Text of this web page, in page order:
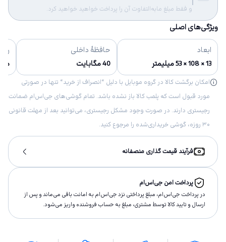
و فقط مبلغ مابه‌التفاوت آن را پرداخت خواهید خواهید کرد.
ویژگی‌های اصلی
ابعاد
13 × 108 × 53 میلیمتر
حافظهٔ داخلی
40 مگابایت
امکان برگشت کالا در گروه موبایل با دلیل “انصراف از خرید“ تنها در صورتی
مورد قبول است که پلمب کالا باز نشده باشد. تمام گوشی‌های جی‌اس‌ام ضمانت
رجیستری دارند. در صورت وجود مشکل رجیستری، می‌توانید بعد از مهلت قانونی
۳۰ روزه، گوشی خریداری‌شده را مرجوع کنید.
فرآیند قیمت گذاری منصفانه
پرداخت امن جی‌اس‌ام
در پرداخت جی‌اس‌ام، مبلغ پرداختى نزد جی‌اس‌ام به امانت باقى مى‌ماند و پس از
ارسال و تاييد كالا توسط مشتری، مبلغ به حساب فروشنده واريز مى‌شود.